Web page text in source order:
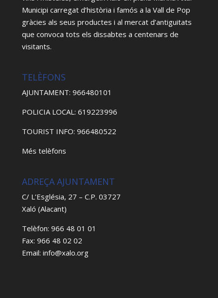
Municipi carregat d’història i famós a la Vall de Pop
gràcies als seus productes i al mercat d’antiguitats
que convoca tots els dissabtes a centenars de
visitants.
TELÈFONS
AJUNTAMENT: 966480101
POLICIA LOCAL: 619223996
TOURIST INFO: 966480522
Més telèfons
ADREÇA AJUNTAMENT
C/ L’Església, 27 – C.P. 03727
Xaló (Alacant)
Telèfon: 966 48 01 01
Fax: 966 48 02 02
Email: info@xalo.org